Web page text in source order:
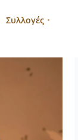
Συλλογές